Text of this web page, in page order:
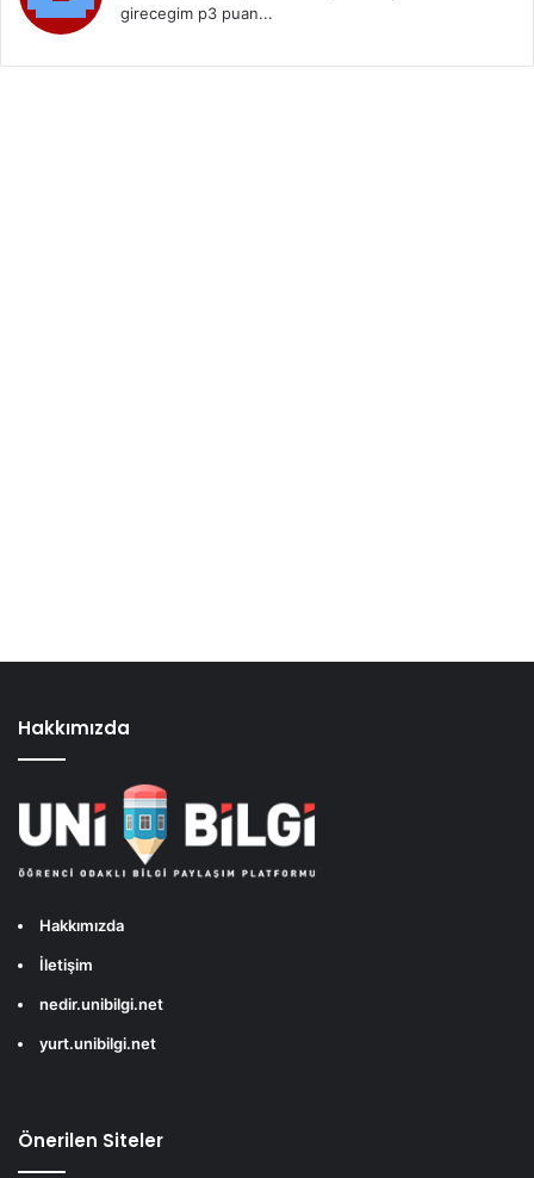
girecegim p3 puan...
Hakkımızda
Hakkımızda
İletişim
nedir.unibilgi.net
yurt.unibilgi.net
Önerilen Siteler